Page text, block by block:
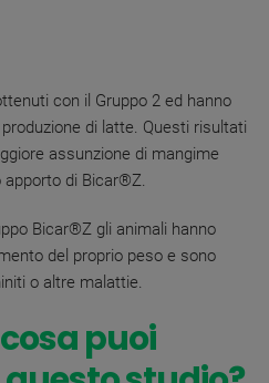
con il Gruppo 2 ed hanno
di latte. Questi risultati
assunzione di mangime
di Bicar®Z.
Bicar®Z gli animali hanno
del proprio peso e sono
o altre malattie.
puoi